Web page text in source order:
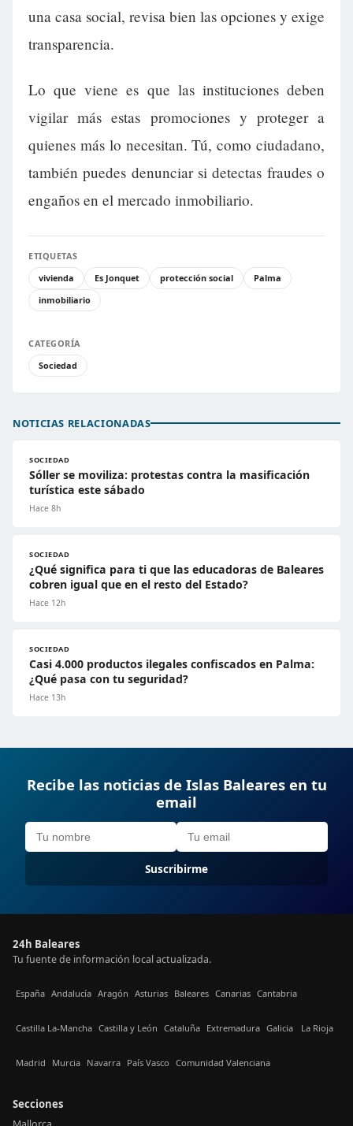
una casa social, revisa bien las opciones y exige
transparencia.
Lo que viene es que las instituciones deben
vigilar más estas promociones y proteger a
quienes más lo necesitan. Tú, como ciudadano,
también puedes denunciar si detectas fraudes o
engaños en el mercado inmobiliario.
ETIQUETAS
vivienda
Es Jonquet protección social
Palma
inmobiliario
CATEGORÍA
Sociedad
NOTICIAS RELACIONADAS
SOCIEDAD
Sóller se moviliza: protestas contra la masificación
turística este sábado
Hace 8h
SOCIEDAD
¿Qué significa para ti que las educadoras de Baleares
cobren igual que en el resto del Estado?
Hace 12h
SOCIEDAD
Casi 4.000 productos ilegales confiscados en Palma:
¿Qué pasa con tu seguridad?
Hace 13h
Recibe las noticias de Islas Baleares en tu
email
Suscribirme
24h Baleares
Tu fuente de información local actualizada.
España Andalucía Aragón Asturias Baleares Canarias Cantabria
Castilla La-Mancha Castilla y León Cataluña Extremadura Galicia La Rioja
Madrid Murcia Navarra País Vasco Comunidad Valenciana
Secciones